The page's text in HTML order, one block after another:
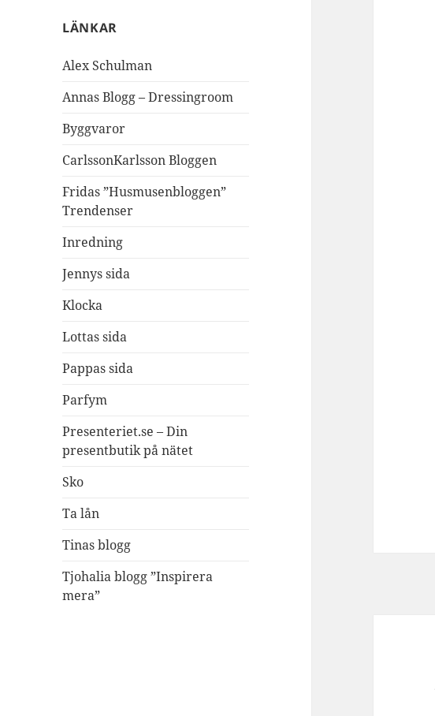
LÄNKAR
Alex Schulman
Annas Blogg – Dressingroom
Byggvaror
CarlssonKarlsson Bloggen
Fridas ”Husmusenbloggen”
Trendenser
Inredning
Jennys sida
Klocka
Lottas sida
Pappas sida
Parfym
Presenteriet.se – Din
presentbutik på nätet
Sko
Ta lån
Tinas blogg
Tjohalia blogg ”Inspirera
mera”